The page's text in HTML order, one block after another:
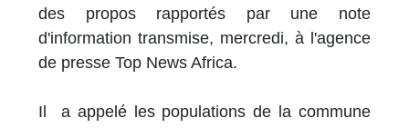
des propos rapportés par une note
d'information transmise, mercredi, à l'agence
de presse Top News Africa.
Il a appelé les populations de la commune